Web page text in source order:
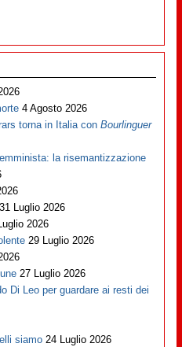
4 Agosto 2026
torna in Italia conBourlinguer
la risemantizzazione
31 Luglio 2026
2026
29 Luglio 2026
27 Luglio 2026
Di Leo per guardare ai resti dei
siamo 24 Luglio 2026